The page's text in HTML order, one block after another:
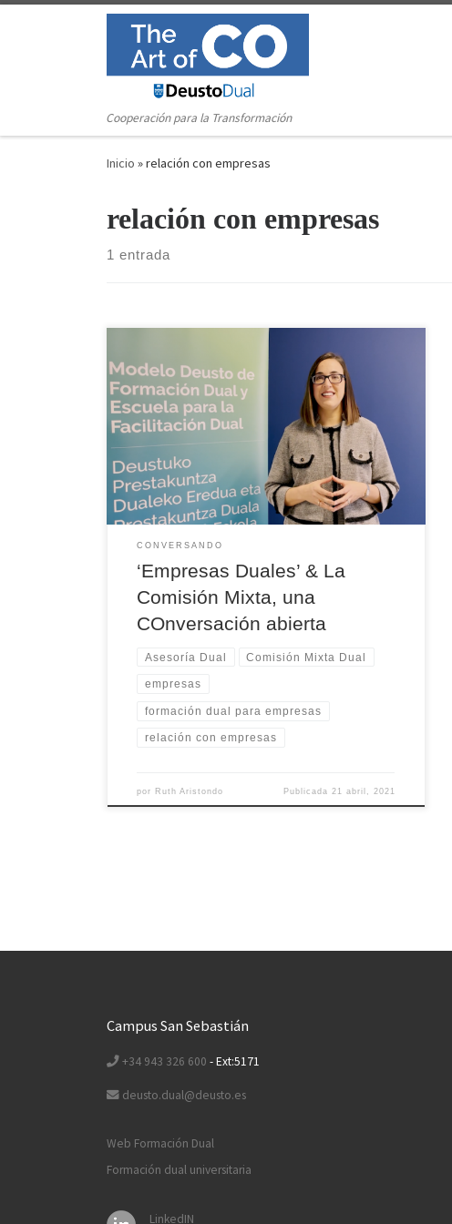
Cooperación para la Transformación
Inicio »relación con empresas
relación con empresas
1 entrada
¿Cómo se relaciona la universidad con empresas
COlaboradoras en formación Dual? ¿Qué es la
Comisión Mixta? Desde la Unidad de Formación Dual
abrimos espacios de COnversación y COoperación con
las empresas, y la Comisión Mixta representa uno de
estos espacios.
CONVERSANDO
‘Empresas Duales’ & La
Comisión Mixta, una
COnversación abierta
Asesoría Dual Comisión Mixta Dual
empresas
formación dual para empresas
relación con empresas
por Ruth Aristondo Publicada 21 abril, 2021
Campus San Sebastián
+34 943 326 600 - Ext:5171
deusto.dual@deusto.es
Web Formación Dual
Formación dual universitaria
LinkedIN